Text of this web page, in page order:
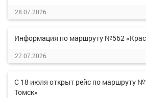
28.07.2026
Информация по маршруту №562
27.07.2026
С 18 июля открыт рейс по маршруту
Томск»